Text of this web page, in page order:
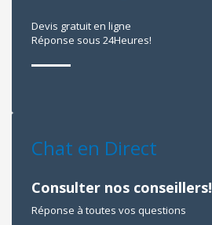
Devis gratuit en ligne
Réponse sous 24Heures!
Chat en Direct
Consulter nos conseillers!
Réponse à toutes vos questions